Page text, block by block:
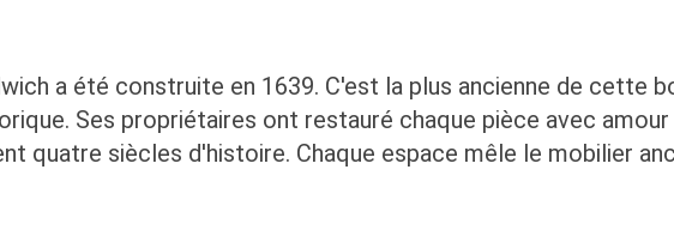
a été construite en 1639. C'est la plus ancienne de cette
Ses propriétaires ont restauré chaque pièce avec
quatre siècles d'histoire. Chaque espace mêle le mobilier